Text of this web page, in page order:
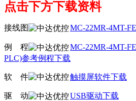
点击下方下载资料
接线图 MC-22MR-4MT-
例 程
MC-22MR-4MT-
PLC)参考例程下载
软 件 触摸屏软件下载
驱 动 USB驱动下载